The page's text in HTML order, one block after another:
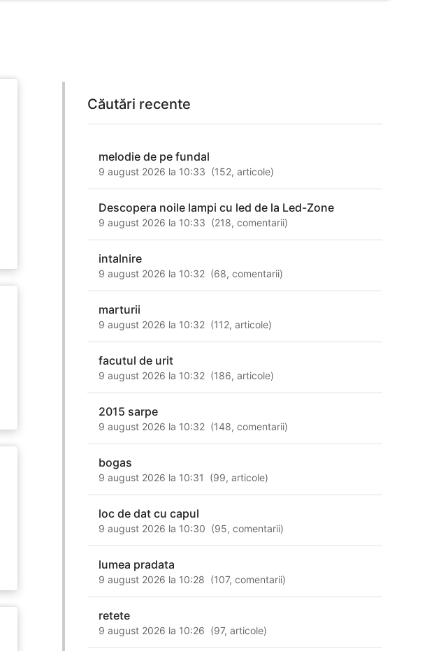
Căutări recente
melodie de pe fundal
9 august 2026 la 10:33 (152,articole)
Descopera noile lampi cu led de la Led-Zone
9 august 2026 la 10:33 (218,comentarii)
intalnire
9 august 2026 la 10:32 (68,comentarii)
marturii
9 august 2026 la 10:32 (112,articole)
facutul de urit
9 august 2026 la 10:32 (186,articole)
2015 sarpe
9 august 2026 la 10:32 (148,comentarii)
bogas
9 august 2026 la 10:31 (99,articole)
loc de dat cu capul
9 august 2026 la 10:30 (95,comentarii)
lumea pradata
9 august 2026 la 10:28 (107,comentarii)
retete
9 august 2026 la 10:26 (97,articole)